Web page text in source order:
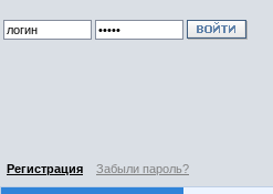
Регистрация Забыли пароль?